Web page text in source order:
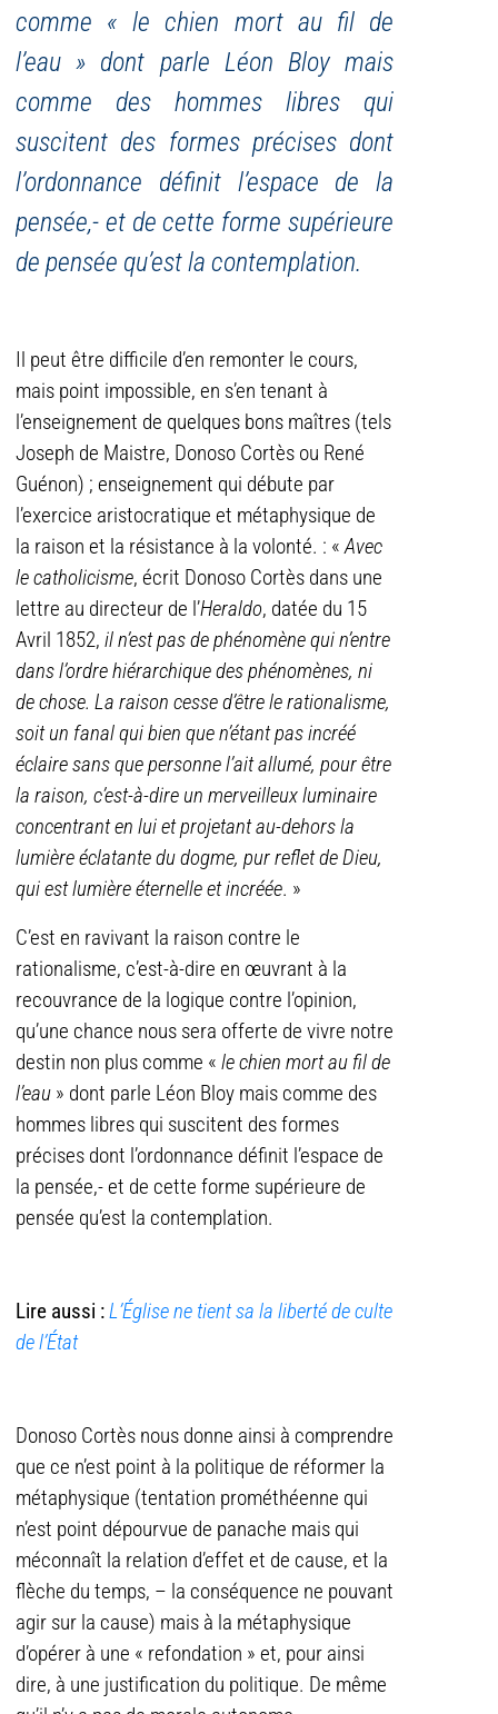
comme « le chien mort au fil de
l’eau » dont parle Léon Bloy mais
comme des hommes libres qui
suscitent des formes précises dont
l’ordonnance définit l’espace de la
pensée,- et de cette forme supérieure
de pensée qu’est la contemplation.
Il peut être difficile d’en remonter le cours,
mais point impossible, en s’en tenant à
l’enseignement de quelques bons maîtres (tels
Joseph de Maistre, Donoso Cortès ou René
Guénon) ; enseignement qui débute par
l’exercice aristocratique et métaphysique de
la raison et la résistance à la volonté. : «Avec
le catholicisme, écrit Donoso Cortès dans une
lettre au directeur de l’Heraldo, datée du 15
Avril 1852, il n’est pas de phénomène qui n’entre
dans l’ordre hiérarchique des phénomènes, ni
de chose. La raison cesse d’être le rationalisme,
soit un fanal qui bien que n’étant pas incréé
éclaire sans que personne l’ait allumé, pour être
la raison, c’est-à-dire un merveilleux luminaire
concentrant en lui et projetant au-dehors la
lumière éclatante du dogme, pur reflet de Dieu,
qui est lumière éternelle et incréée. »
C’est en ravivant la raison contre le
rationalisme, c’est-à-dire en œuvrant à la
recouvrance de la logique contre l’opinion,
qu’une chance nous sera offerte de vivre notre
destin non plus comme « le chien mort au fil de
l’eau » dont parle Léon Bloy mais comme des
hommes libres qui suscitent des formes
précises dont l’ordonnance définit l’espace de
la pensée,- et de cette forme supérieure de
pensée qu’est la contemplation.
Lire aussi :L’Église ne tient sa la liberté de culte
de l’État
Donoso Cortès nous donne ainsi à comprendre
que ce n’est point à la politique de réformer la
métaphysique (tentation prométhéenne qui
n’est point dépourvue de panache mais qui
méconnaît la relation d’effet et de cause, et la
flèche du temps, – la conséquence ne pouvant
agir sur la cause) mais à la métaphysique
d’opérer à une « refondation » et, pour ainsi
dire, à une justification du politique. De même